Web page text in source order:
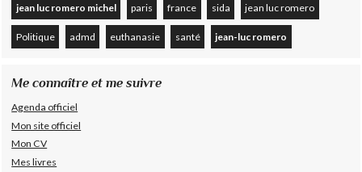
jean luc romero michel paris france sida jean luc romero
Politique admd euthanasie santé jean-luc romero
Me connaître et me suivre
Agenda officiel
Mon site officiel
Mon CV
Mes livres